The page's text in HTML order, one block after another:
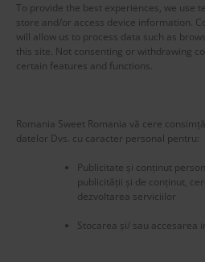
To provide the best experiences, we use
store and/or access device information.
will allow us to process data such as
this site. Not consenting or withdrawing
certain features and functions.
Romania Sweet Romania vă cere
datelor Dvs. cu caracter personal pentru:
Publicitate și conținut
publicității și de conținut,
dezvoltarea serviciilor
Stocarea și/ sau accesarea